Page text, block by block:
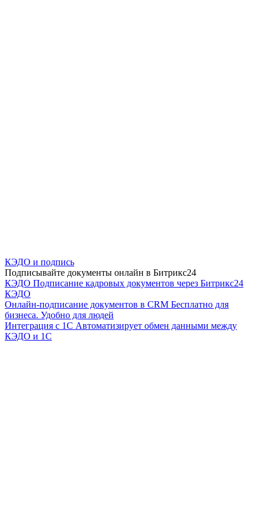
КЭДО и подпись
Подписывайте документы онлайн в Битрикс24
КЭДО Подписание кадровых документов через Битрикс24
КЭДО
Онлайн-подписание документов в CRM Бесплатно для
бизнеса. Удобно для людей
Интеграция с 1С Автоматизирует обмен данными между
КЭДО и 1С